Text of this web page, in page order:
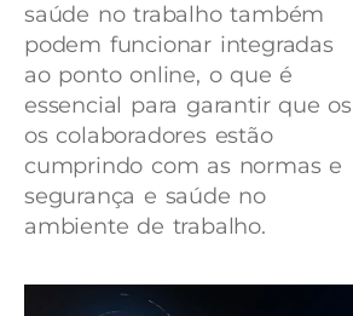
saúde no trabalho também
podem funcionar integradas
ao ponto online, o que é
essencial para garantir que os
os colaboradores estão
cumprindo com as normas e
segurança e saúde no
ambiente de trabalho.